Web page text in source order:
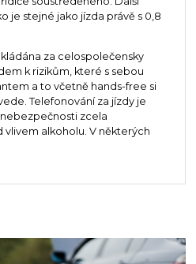
je stejné jako jízda právě s 0,8
za celospolečensky
k rizikům, které s sebou
a to včetně hands-free si
Telefonování za jízdy je
zcela
alkoholu. V některých